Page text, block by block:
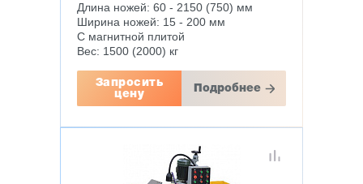
Длина ножей: 60 - 2150 (750) мм
Ширина ножей: 15 - 200 мм
С магнитной плитой
Вес: 1500 (2000) кг
Запросить
цену
Подробнее